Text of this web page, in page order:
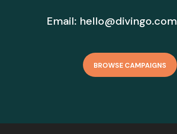
Email: hello@divingo.com
BROWSE CAMPAIGNS